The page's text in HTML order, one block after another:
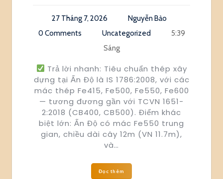
27 Tháng 7, 2026
Nguyễn Bảo
0 Comments
Uncategorized
5:39
Sáng
Trả lời nhanh: Tiêu chuẩn thép xây
dựng tại Ấn Độ là IS 1786:2008, với các
mác thép Fe415, Fe500, Fe550, Fe600
— tương đương gần với TCVN 1651-
2:2018 (CB400, CB500). Điểm khác
biệt lớn: Ấn Độ có mác Fe550 trung
gian, chiều dài cây 12m (VN 11.7m),
và…
Đọc thêm